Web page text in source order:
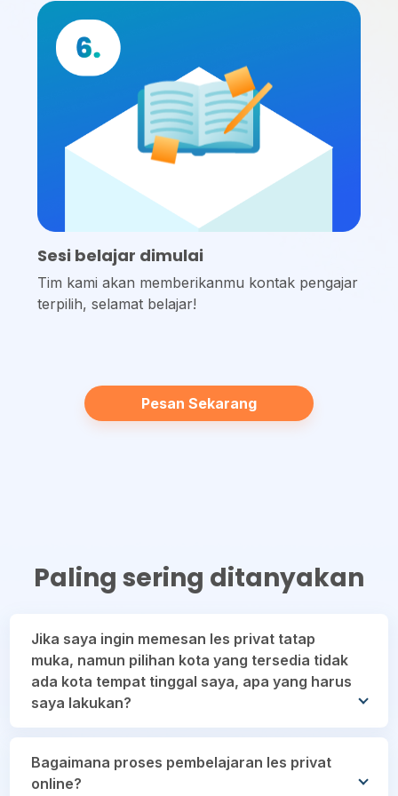
Sesi belajar dimulai
Tim kami akan memberikanmu kontak pengajar
terpilih, selamat belajar!
Pesan Sekarang
Paling sering ditanyakan
Jika saya ingin memesan les privat tatap
muka, namun pilihan kota yang tersedia tidak
ada kota tempat tinggal saya, apa yang harus
saya lakukan?
kamu tetap ingin melakukan les privat tatap muka
silakan isi formulir dengan link berikut
Bagaimana proses pembelajaran les privat
online?